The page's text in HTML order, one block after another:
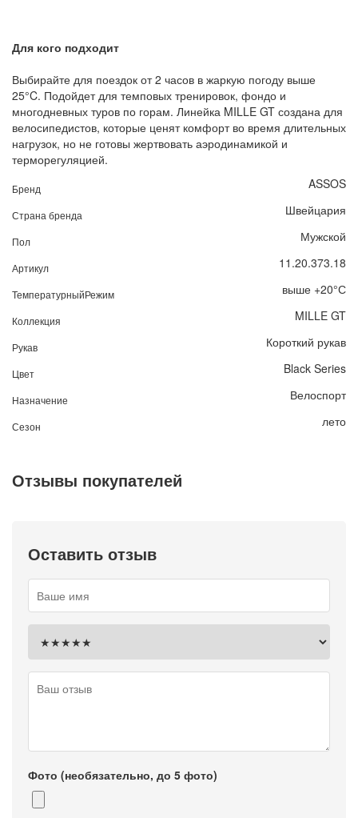
Для кого подходит
Выбирайте для поездок от 2 часов в жаркую погоду выше
25°C. Подойдет для темповых тренировок, фондо и
многодневных туров по горам. Линейка MILLE GT создана для
велосипедистов, которые ценят комфорт во время длительных
нагрузок, но не готовы жертвовать аэродинамикой и
терморегуляцией.
Бренд ASSOS
Страна бренда Швейцария
Пол Мужской
Артикул 11.20.373.18
ТемпературныйРежим выше +20°С
Коллекция MILLE GT
Рукав Короткий рукав
Цвет Black Series
Назначение Велоспорт
Сезон лето
Отзывы покупателей
Оставить отзыв
Фото (необязательно, до 5 фото)